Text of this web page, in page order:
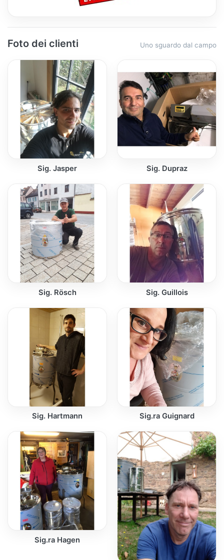
Foto dei clienti Uno sguardo dal campo
Sig. Jasper Sig. Dupraz
Sig. Rösch Sig. Guillois
Sig. Hartmann Sig.ra Guignard
Sig.ra Hagen